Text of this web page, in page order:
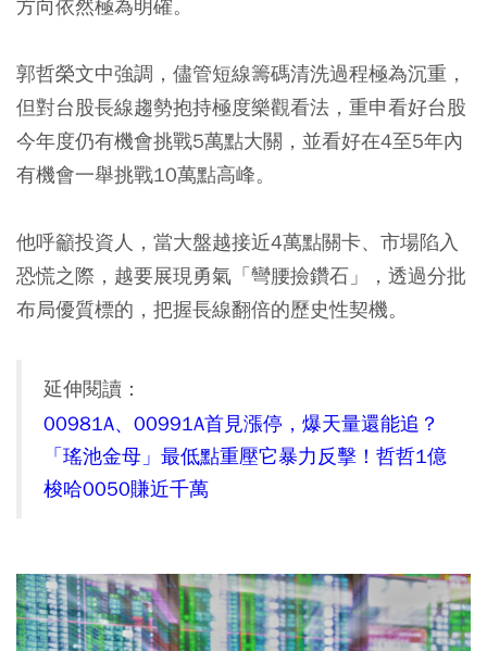
方向依然極為明確。
郭哲榮文中強調，儘管短線籌碼清洗過程極為沉重，
但對台股長線趨勢抱持極度樂觀看法，重申看好台股
今年度仍有機會挑戰5萬點大關，並看好在4至5年內
有機會一舉挑戰10萬點高峰。
他呼籲投資人，當大盤越接近4萬點關卡、市場陷入
恐慌之際，越要展現勇氣「彎腰撿鑽石」，透過分批
布局優質標的，把握長線翻倍的歷史性契機。
延伸閱讀：
00981A、00991A首見漲停，爆天量還能追？
「瑤池金母」最低點重壓它暴力反擊！哲哲1億
梭哈0050賺近千萬